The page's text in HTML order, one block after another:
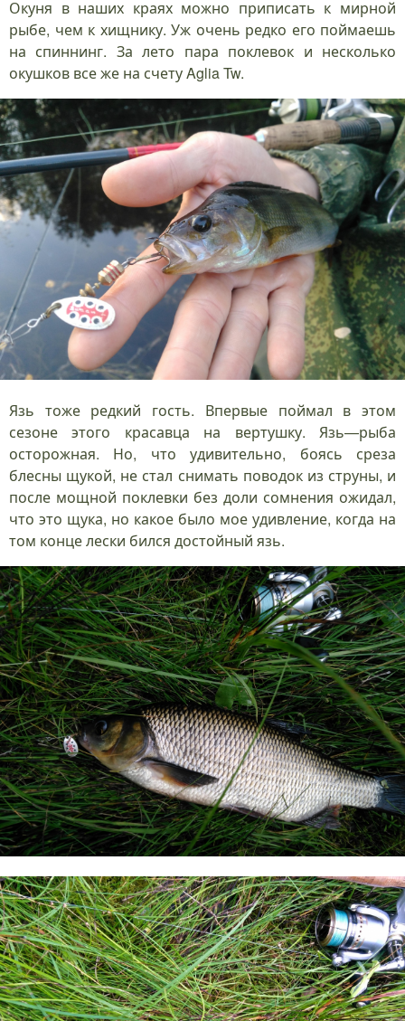
Окуня в наших краях можно приписать к мирной
рыбе, чем к хищнику. Уж очень редко его поймаешь
на спиннинг. За лето пара поклевок и несколько
окушков все же на счету Aglia Tw.
Язь тоже редкий гость. Впервые поймал в этом
сезоне этого красавца на вертушку. Язь—рыба
осторожная. Но, что удивительно, боясь среза
блесны щукой, не стал снимать поводок из струны, и
после мощной поклевки без доли сомнения ожидал,
что это щука, но какое было мое удивление, когда на
том конце лески бился достойный язь.